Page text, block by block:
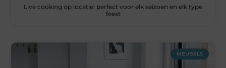
Live cooking op locatie: perfect voor elk seizoen en elk type
feest
MEUBELS